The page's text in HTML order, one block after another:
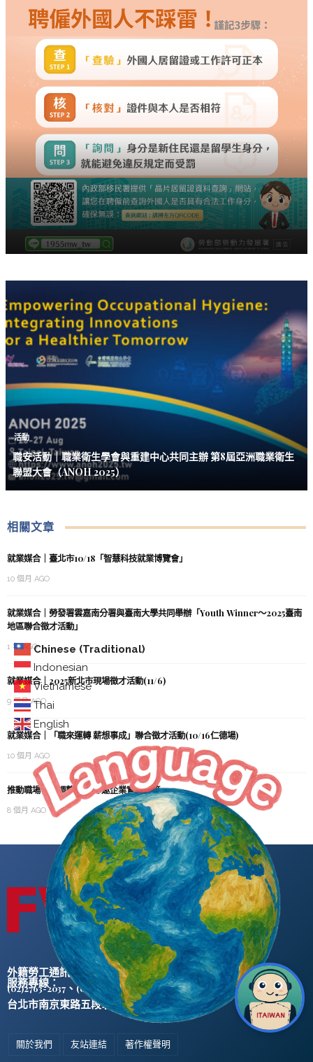
Chinese (Traditional)
Indonesian
Vietnamese
Thai
English
活動
職安活動｜職業衛生學會與重建中心共同主辦 第8屆亞洲職業衛生
聯盟大會（ANOH 2025）
相關文章
就業媒合｜臺北市10/18「智慧科技就業博覽會」
10 個月 AGO
就業媒合｜勞發署雲嘉南分署與臺南大學共同舉辦「Youth Winner～2025臺南
地區聯合徵才活動」
1 年 AGO
就業媒合｜2025新北市現場徵才活動(11/6)
9 個月 AGO
就業媒合｜「職來運轉 薪想事成」聯合徵才活動(10/16仁德場)
10 個月 AGO
推動職場合理調整 勞動部邀企業實例示範
8 個月 AGO
外籍勞工通訊社版權所有 ©
服務專線：
(02)2763-2037 、(02)2765-0906
台北市南京東路五段47號5樓之2
關於我們 友站連結 著作權聲明